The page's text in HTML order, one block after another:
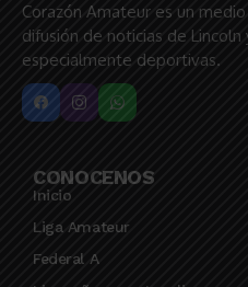
Corazón Amateur es un
difusión de noticias de Lincoln
especialmente deportivas.
CONOCENOS
Inicio
Liga Amateur
Federal A